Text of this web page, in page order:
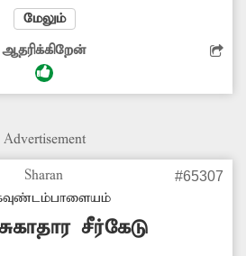
அமைக்கும் பணி
இதற்காக தோண்டப்பட்ட
பல்வேறு
குழியுமாக
செல்பவர்களும் மிகுந்த
சேறும், சகதியுமாக
செல்ல முடியாத நிலை
சாலையை சீரமைக்க
விரைந்து நடவடிக்கை
மேலும்
ஆதரிக்கிறேன்
Advertisement
Sharan
#65307
சீர்கேடு